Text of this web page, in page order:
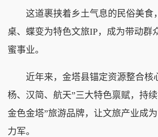
这道裹挟着乡土气息的民俗美食
桌、蝶变为特色文旅IP，成为带动群
蜜事业。
近年来，金塔县锚定资源整合核
杨、汉简、航天”三大特色禀赋，持
金色金塔”旅游品牌，让文旅产业成
力军。